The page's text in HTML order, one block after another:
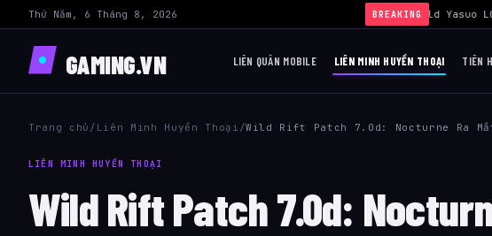
Thứ Năm, 6 Tháng 8, 2026 BREAKING
› Build Yasuo
GAMING.VN LIÊN QUÂN MOBILE LIÊN MINH HUYỀN THOẠI TIÊN
Trang chủ / Liên Minh Huyền Thoại /Wild Rift Patch 7.0d: Nocturne Ra
LIÊN MINH HUYỀN THOẠI
Wild Rift Patch 7.0d: